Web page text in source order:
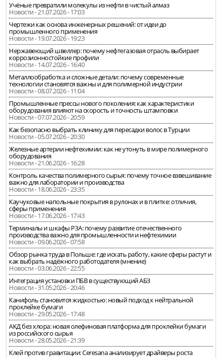
Учёные превратили молекулы из нефти в чистый алмаз
Новости - 21.07.2026 - 17:03
Чертежи как основа инженерных решений: от идеи до
промышленного применения
Новости - 19.07.2026 - 19:23
Нержавеющий швеллер: почему нефтегазовая отрасль выбирает
коррозионностойкие профили
Новости - 14.07.2026 - 16:40
Металлообработка и сложные детали: почему современные
технологии становятся важны и для полимерной индустрии
Новости - 08.07.2026 - 11:04
Промышленные прессы нового поколения: как характеристики
оборудования влияют на скорость и точность штамповки
Новости - 07.07.2026 - 20:59
Как безопасно выбрать клинику для пересадки волос в Турции
Новости - 05.07.2026 - 20:30
Железные артерии нефтехимии: как не утонуть в мире полимерного
оборудования
Новости - 21.06.2026 - 16:28
Контроль качества полимерного сырья: почему точное взвешивание
важно для лаборатории и производства
Новости - 18.06.2026 - 23:35
Каучуковые напольные покрытия в рулонах и в плитке: отличия,
сферы применения
Новости - 17.06.2026 - 17:43
Терминалы и шкафы РЗА: почему развитие отечественного
производства важно для промышленности и нефтехимии
Новости - 09.06.2026 - 07:58
Обзор рынка труда в Польше: где искать работу, какие сферы растут и
как выбрать надёжного работодателя (мнение)
Новости - 03.06.2026 - 22:55
Интеграция установки ПБВ в существующий АБЗ
Новости - 31.05.2026 - 20:46
Канифоль становится жидкостью: новый подход к нейтральной
проклейке бумаги
Новости - 29.05.2026 - 17:48
АКД без хлора: новая олефиновая платформа для проклейки бумаги
из российского сырья
Новости - 28.05.2026 - 21:39
Клей против гравитации: Ceresana анализирует драйверы роста